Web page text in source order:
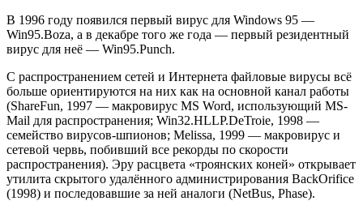
В 1996 году появился первый вирус для Windows 95 —
Win95.Boza, а в декабре того же года — первый резидентный
вирус для неё — Win95.Punch.
С распространением сетей и Интернета файловые вирусы всё
больше ориентируются на них как на основной канал работы
(ShareFun, 1997 — макровирус MS Word, использующий MS-
Mail для распространения; Win32.HLLP.DeTroie, 1998 —
семейство вирусов-шпионов; Melissa, 1999 — макровирус и
сетевой червь, побивший все рекорды по скорости
распространения). Эру расцвета «троянских коней» открывает
утилита скрытого удалённого администрирования BackOrifice
(1998) и последовавшие за ней аналоги (NetBus, Phase).